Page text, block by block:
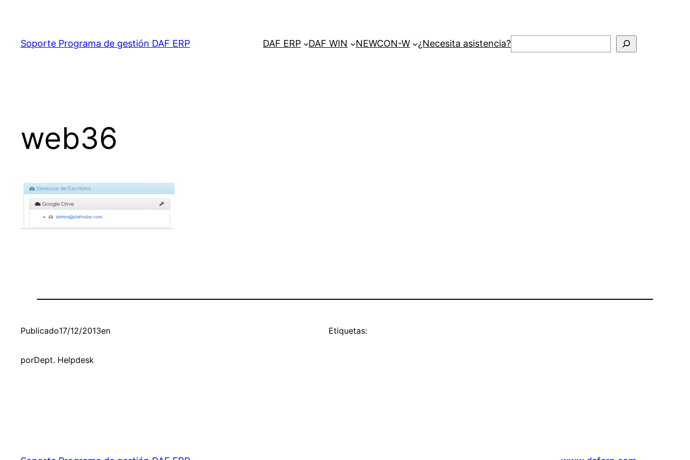
contenido
Soporte Programa de gestión DAF ERP DAF ERP DAF WIN NEWCON-W ¿Necesita asistencia?Buscar
web36
Publicado17/12/2013en
porDept. Helpdesk
Etiquetas: